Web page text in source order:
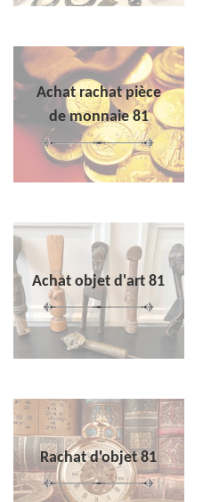
Achat rachat pièce
de monnaie 81
Achat objet d'art 81
Rachat d'objet 81